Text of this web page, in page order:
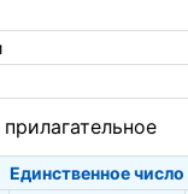
прилагательное
Единственное число